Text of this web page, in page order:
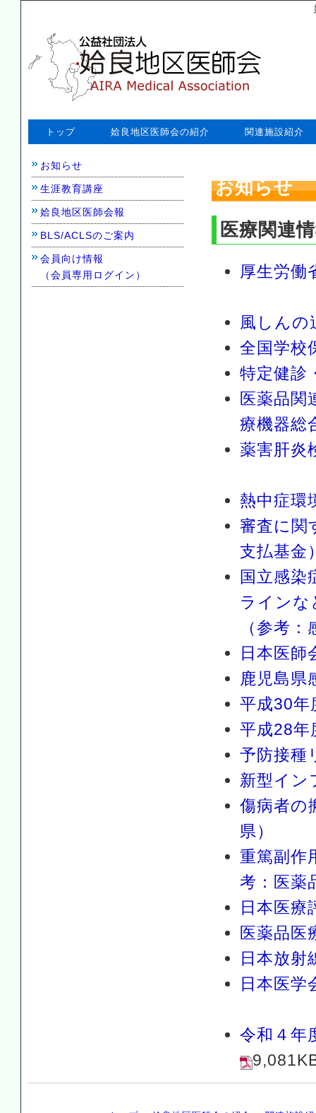
トップ 姶良地区医師会の紹介 関連施設紹介
お知らせ
医療関連
厚生労働
風しんの
全国学校
特定健診
医薬品関
療機器総
薬害肝炎
熱中症環
審査に関
支払基金
国立感染
ラインな
（参考
日本医師
鹿児島県
平成30年
平成28年
予防接種
新型イン
傷病者の
県）
重篤副作
考：医薬
日本医療
医薬品医
日本放射
日本医学
令和４年
お知らせ
生涯教育講座
姶良地区医師会報
BLS/ACLSのご案内
会員向け情報
（会員専用ログイン）